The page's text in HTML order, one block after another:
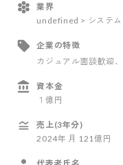
業界
undefined > システ
企業の特徴
カジュアル面談歓迎
資本金
１億円
売上(3年分)
2024年 月 121億円